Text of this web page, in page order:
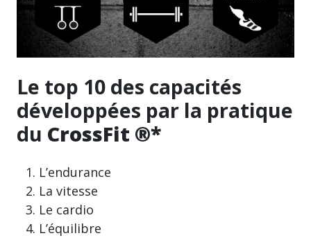
Le top 10 des capacités
développées par la pratique
du CrossFit ®*
L’endurance
La vitesse
Le cardio
L’équilibre